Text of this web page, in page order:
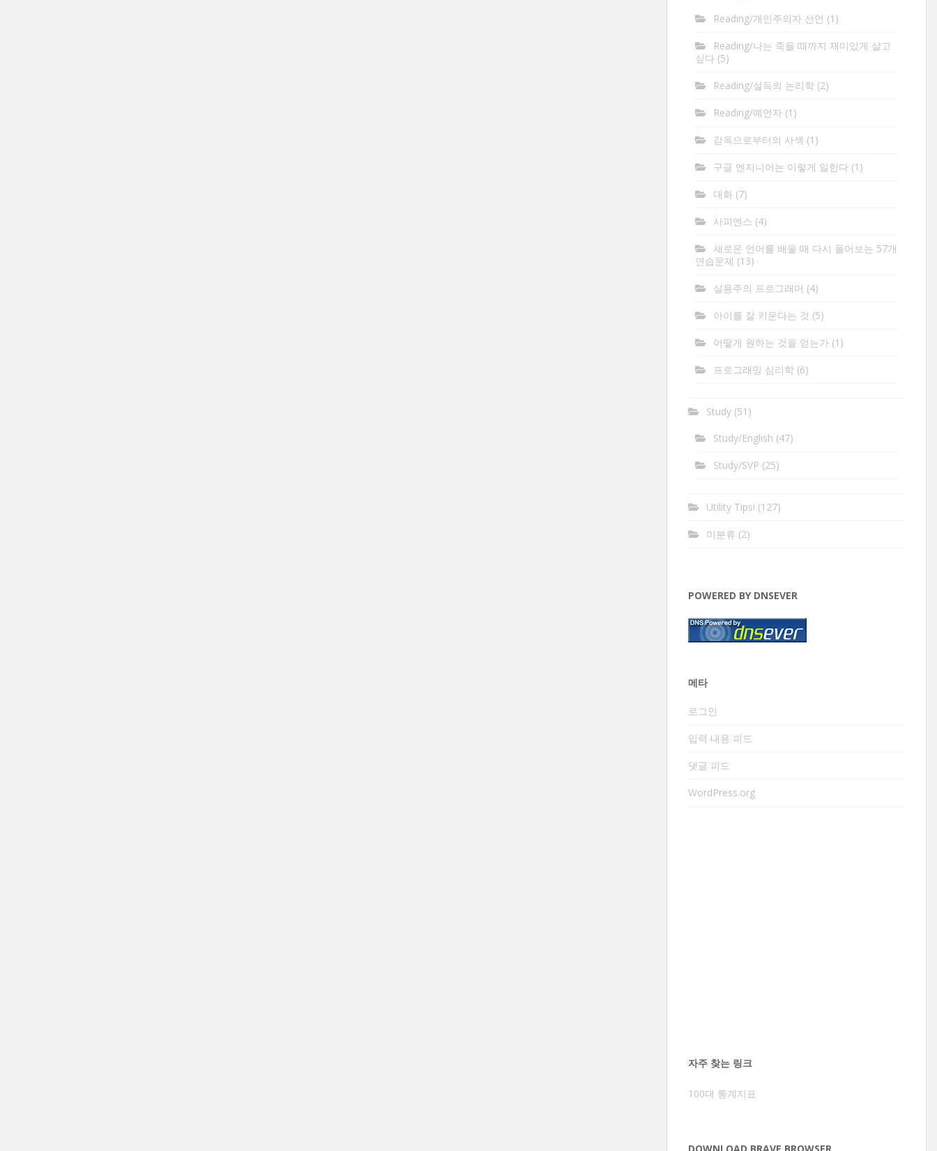
Reading/개인주의자 선언 (1)
Reading/나는 죽을 때까지 재미있게 살고
싶다(5)
Reading/설득의 논리학(2)
Reading/예언자(1)
감옥으로부터의 사색 (1)
구글 엔지니어는 이렇게 일한다(1)
대화(7)
사피엔스 (4)
새로운 언어를 배울 때 다시 풀어보는 57개
연습문제 (13)
실용주의 프로그래머 (4)
아이를 잘 키운다는 것 (5)
어떻게 원하는 것을 얻는가(1)
프로그래밍 심리학(6)
Study(51)
Study/English (47)
Study/SVP (25)
Utility Tips! (127)
미분류 (2)
POWERED BY DNSEVER
메타
로그인
입력 내용 피드
댓글 피드
WordPress.org
자주 찾는 링크
100대 통계지표